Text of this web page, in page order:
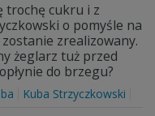
trochę cukru i z
o pomyśle na
zrealizowany.
żeglarz tuż przed
do brzegu?
Kuba Strzyczkowski